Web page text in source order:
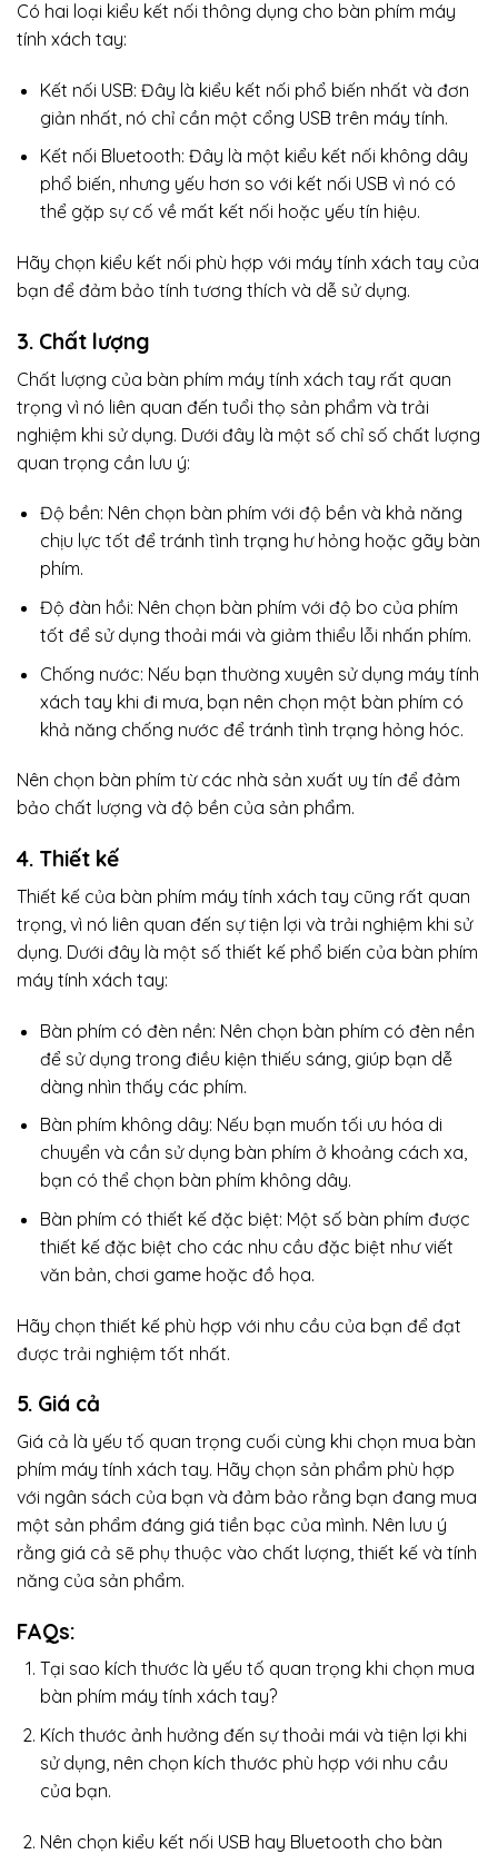
Có hai loại kiểu kết nối thông dụng cho bàn phím máy
tính xách tay:
Kết nối USB: Đây là kiểu kết nối phổ biến nhất và đơn
giản nhất, nó chỉ cần một cổng USB trên máy tính.
Kết nối Bluetooth: Đây là một kiểu kết nối không dây
phổ biến, nhưng yếu hơn so với kết nối USB vì nó có
thể gặp sự cố về mất kết nối hoặc yếu tín hiệu.
Hãy chọn kiểu kết nối phù hợp với máy tính xách tay của
bạn để đảm bảo tính tương thích và dễ sử dụng.
3. Chất lượng
Chất lượng của bàn phím máy tính xách tay rất quan
trọng vì nó liên quan đến tuổi thọ sản phẩm và trải
nghiệm khi sử dụng. Dưới đây là một số chỉ số chất lượng
quan trọng cần lưu ý:
Độ bền: Nên chọn bàn phím với độ bền và khả năng
chịu lực tốt để tránh tình trạng hư hỏng hoặc gãy bàn
phím.
Độ đàn hồi: Nên chọn bàn phím với độ bo của phím
tốt để sử dụng thoải mái và giảm thiểu lỗi nhấn phím.
Chống nước: Nếu bạn thường xuyên sử dụng máy tính
xách tay khi đi mưa, bạn nên chọn một bàn phím có
khả năng chống nước để tránh tình trạng hỏng hóc.
Nên chọn bàn phím từ các nhà sản xuất uy tín để đảm
bảo chất lượng và độ bền của sản phẩm.
4. Thiết kế
Thiết kế của bàn phím máy tính xách tay cũng rất quan
trọng, vì nó liên quan đến sự tiện lợi và trải nghiệm khi sử
dụng. Dưới đây là một số thiết kế phổ biến của bàn phím
máy tính xách tay:
Bàn phím có đèn nền: Nên chọn bàn phím có đèn nền
để sử dụng trong điều kiện thiếu sáng, giúp bạn dễ
dàng nhìn thấy các phím.
Bàn phím không dây: Nếu bạn muốn tối ưu hóa di
chuyển và cần sử dụng bàn phím ở khoảng cách xa,
bạn có thể chọn bàn phím không dây.
Bàn phím có thiết kế đặc biệt: Một số bàn phím được
thiết kế đặc biệt cho các nhu cầu đặc biệt như viết
văn bản, chơi game hoặc đồ họa.
Hãy chọn thiết kế phù hợp với nhu cầu của bạn để đạt
được trải nghiệm tốt nhất.
5. Giá cả
Giá cả là yếu tố quan trọng cuối cùng khi chọn mua bàn
phím máy tính xách tay. Hãy chọn sản phẩm phù hợp
với ngân sách của bạn và đảm bảo rằng bạn đang mua
một sản phẩm đáng giá tiền bạc của mình. Nên lưu ý
rằng giá cả sẽ phụ thuộc vào chất lượng, thiết kế và tính
năng của sản phẩm.
FAQs:
Tại sao kích thước là yếu tố quan trọng khi chọn mua
bàn phím máy tính xách tay?
Kích thước ảnh hưởng đến sự thoải mái và tiện lợi khi
sử dụng, nên chọn kích thước phù hợp với nhu cầu
của bạn.
Nên chọn kiểu kết nối USB hay Bluetooth cho bàn